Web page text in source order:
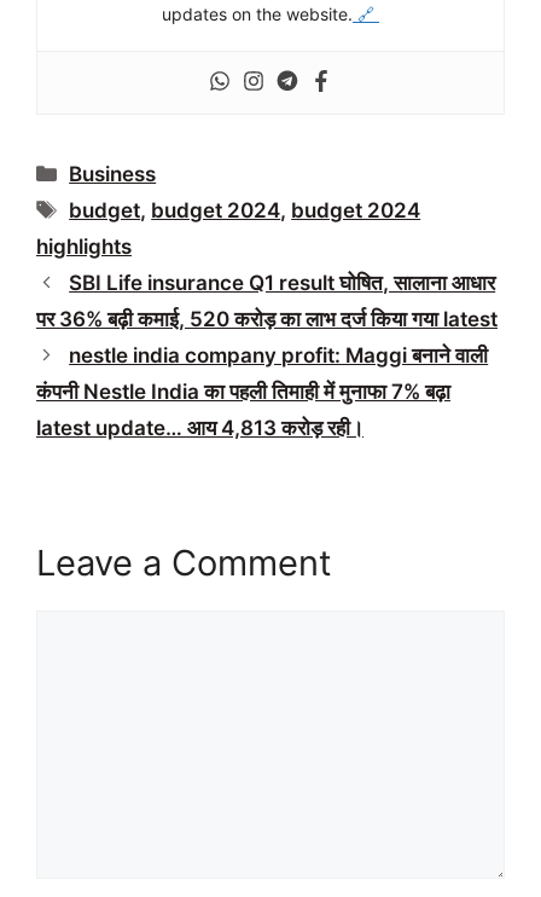
updates on the website. 🔗
Categories
Business
Tags
budget, budget 2024, budget 2024
highlights
SBI Life insurance Q1 result घोषित, सालाना आधार
पर 36% बढ़ी कमाई, 520 करोड़ का लाभ दर्ज किया गया latest
nestle india company profit: Maggi बनाने वाली
कंपनी Nestle India का पहली तिमाही में मुनाफा 7% बढ़ा
latest update… आय 4,813 करोड़ रही।
Leave a Comment